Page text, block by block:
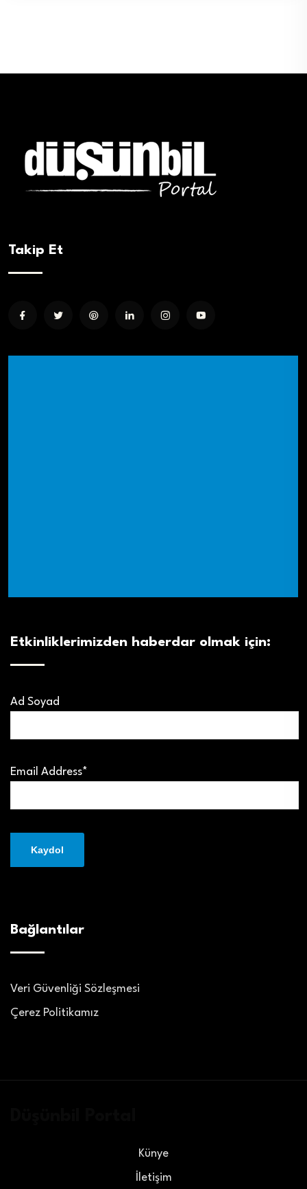
Takip Et
Etkinliklerimizden haberdar olmak için:
Ad Soyad
Email Address*
Bağlantılar
Veri Güvenliği Sözleşmesi
Çerez Politikamız
Künye
İletişim